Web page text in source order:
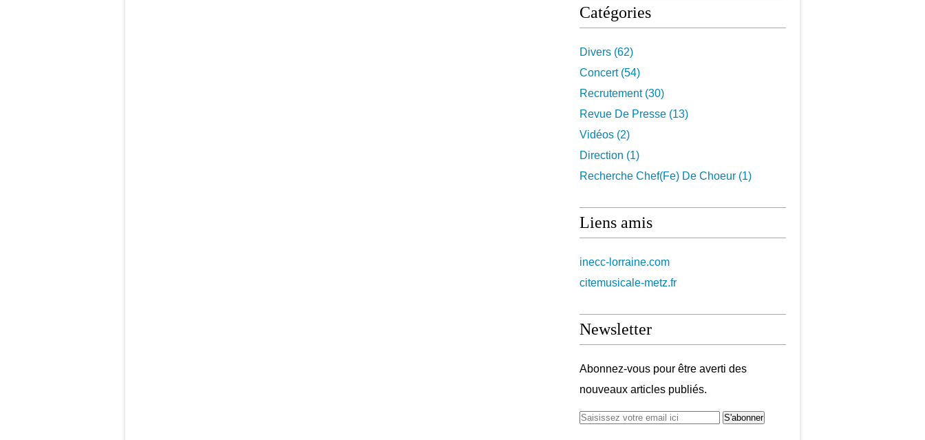
Catégories
Divers (62)
Concert(54)
Recrutement(30)
Revue De Presse (13)
Vidéos (2)
Direction (1)
Recherche Chef(fe) De Choeur (1)
Liens amis
inecc-lorraine.com
citemusicale-metz.fr
Newsletter
Abonnez-vous pour être averti des
nouveaux articles publiés.